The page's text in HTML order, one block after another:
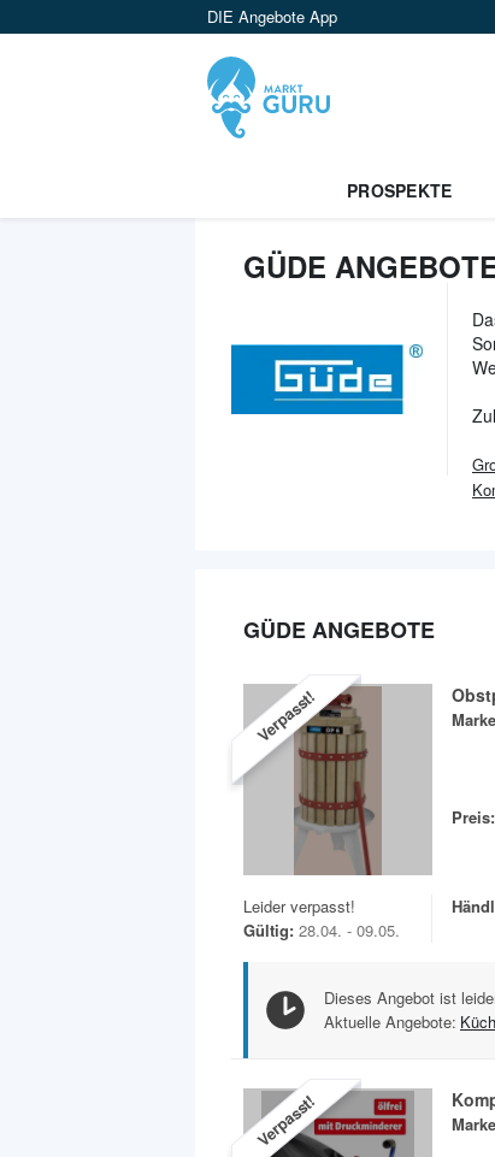
DIE Angebote App
PROSPEKTE
GÜDE
GÜDE ANGEBOTE
Verpasst!
Preis:
Leider verpasst!
Gültig: 28.04. - 09.05.
Dieses Angebot ist
Aktuelle Angebote:
Verpasst!